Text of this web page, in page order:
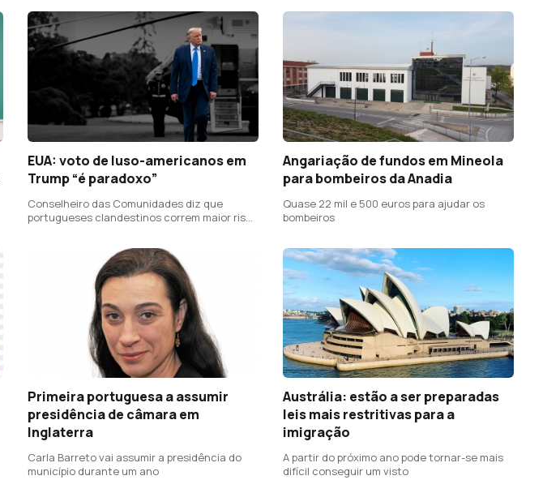
EUA: voto de luso-americanos em
Trump “é paradoxo”
Conselheiro das Comunidades diz que
portugueses clandestinos correm maior risco
Angariação de fundos em Mineola
para bombeiros da Anadia
Quase 22 mil e 500 euros para ajudar os
bombeiros
Primeira portuguesa a assumir
presidência de câmara em
Inglaterra
Carla Barreto vai assumir a presidência do
município durante um ano
Austrália: estão a ser preparadas
leis mais restritivas para a
imigração
A partir do próximo ano pode tornar-se mais
difícil conseguir um visto